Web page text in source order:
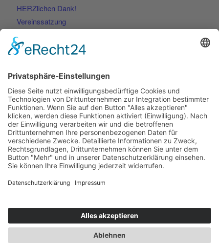
HERZlichen Dank!
Vereinssatzung
Kontakt
RECHTLICHES
Impressum
Datenschutzerklärung
Telefon: 0391 59689257
info@fontanherzen.de